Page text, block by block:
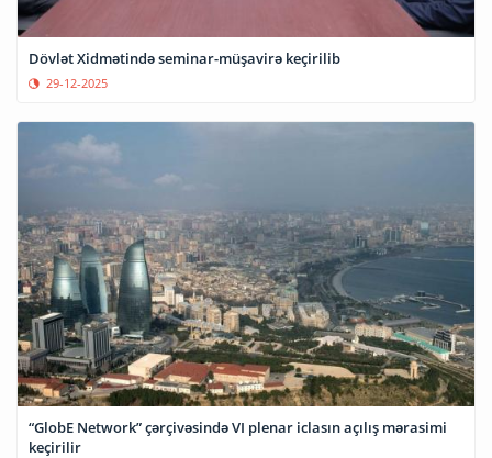
Dövlət Xidmətində seminar-müşavirə keçirilib
29-12-2025
“GlobE Network” çərçivəsində VI plenar iclasın açılış mərasimi
keçirilir